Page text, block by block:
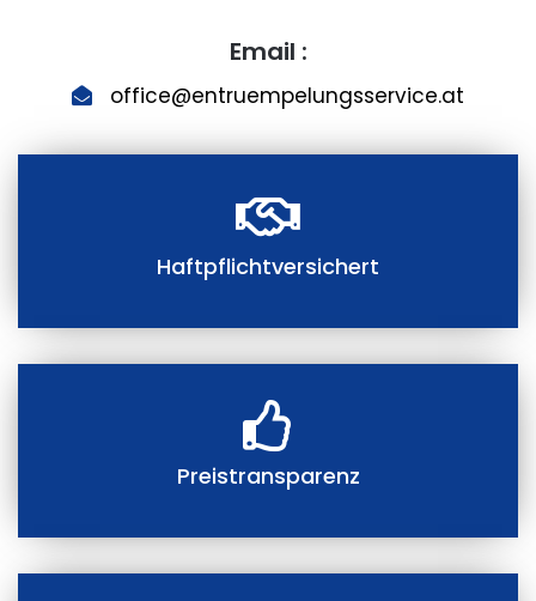
Email :
office@entruempelungsservice.at
Haftpflichtversichert
Preistransparenz